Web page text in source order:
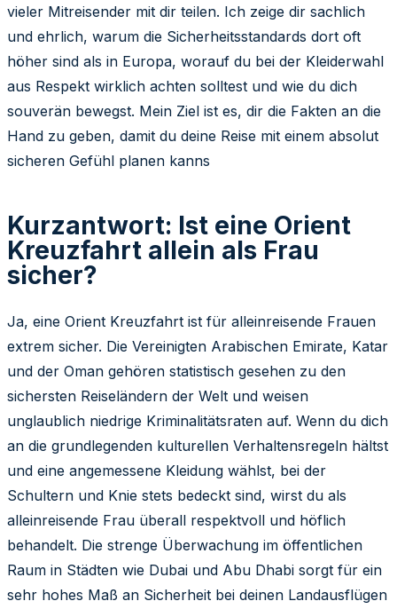
vieler Mitreisender mit dir teilen. Ich zeige dir sachlich
und ehrlich, warum die Sicherheitsstandards dort oft
höher sind als in Europa, worauf du bei der Kleiderwahl
aus Respekt wirklich achten solltest und wie du dich
souverän bewegst. Mein Ziel ist es, dir die Fakten an die
Hand zu geben, damit du deine Reise mit einem absolut
sicheren Gefühl planen kanns
Kurzantwort: Ist eine Orient
Kreuzfahrt allein als Frau
sicher?
Ja, eine Orient Kreuzfahrt ist für alleinreisende Frauen
extrem sicher. Die Vereinigten Arabischen Emirate, Katar
und der Oman gehören statistisch gesehen zu den
sichersten Reiseländern der Welt und weisen
unglaublich niedrige Kriminalitätsraten auf. Wenn du dich
an die grundlegenden kulturellen Verhaltensregeln hältst
und eine angemessene Kleidung wählst, bei der
Schultern und Knie stets bedeckt sind, wirst du als
alleinreisende Frau überall respektvoll und höflich
behandelt. Die strenge Überwachung im öffentlichen
Raum in Städten wie Dubai und Abu Dhabi sorgt für ein
sehr hohes Maß an Sicherheit bei deinen Landausflügen